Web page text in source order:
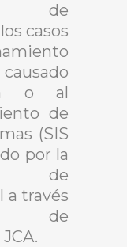
de
casos
o al
de
(SIS
por la
de
a través
de